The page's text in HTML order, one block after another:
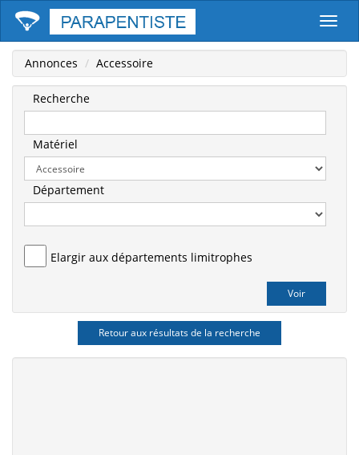
Annonces Accessoire
Recherche
Matériel
Département
Elargir aux départements limitrophes
Retour aux résultats de la recherche